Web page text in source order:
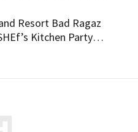
Resort Bad Ragaz
Kitchen Party